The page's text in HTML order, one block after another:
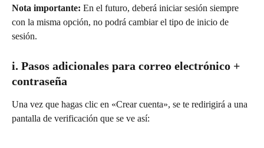
Nota importante: En el futuro, deberá iniciar sesión siempre
con la misma opción, no podrá cambiar el tipo de inicio de
sesión.
i. Pasos adicionales para correo electrónico +
contraseña
Una vez que hagas clic en «Crear cuenta», se te redirigirá a una
pantalla de verificación que se ve así: